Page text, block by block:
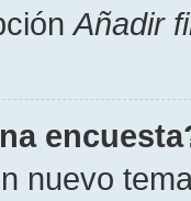
Añadir
nuevo